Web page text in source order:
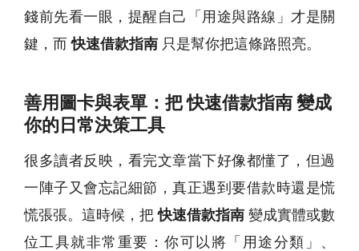
錢前先看一眼，提醒自己「用途與路線」才是關
鍵，而快速借款指南 只是幫你把這條路照亮。
善用圖卡與表單：把 快速借款指南 變成
你的日常決策工具
很多讀者反映，看完文章當下好像都懂了，但過
一陣子又會忘記細節，真正遇到要借款時還是慌
慌張張。這時候，把快速借款指南 變成實體或數
位工具就非常重要：你可以將「用途分類」、